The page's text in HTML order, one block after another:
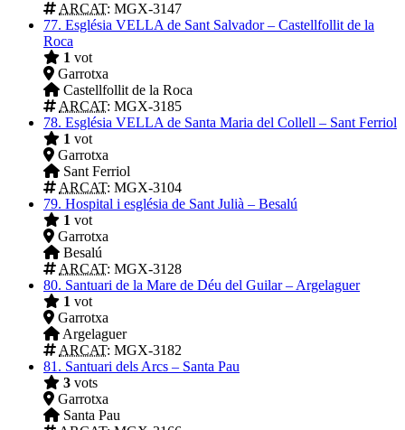
ARCAT: MGX-3147
77. Església VELLA de Sant Salvador – Castellfollit de la
Roca
1 vot
Garrotxa
Castellfollit de la Roca
ARCAT: MGX-3185
78. Església VELLA de Santa Maria del Collell – Sant Ferriol
1 vot
Garrotxa
Sant Ferriol
ARCAT: MGX-3104
79. Hospital i església de Sant Julià – Besalú
1 vot
Garrotxa
Besalú
ARCAT: MGX-3128
80. Santuari de la Mare de Déu del Guilar – Argelaguer
1 vot
Garrotxa
Argelaguer
ARCAT: MGX-3182
81. Santuari dels Arcs – Santa Pau
3 vots
Garrotxa
Santa Pau